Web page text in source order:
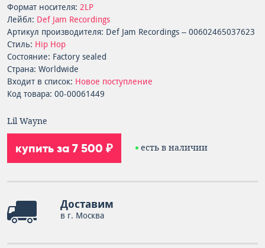
Формат носителя: 2LP
Лейбл: Def Jam Recordings
Артикул производителя: Def Jam Recordings – 00602465037623
Стиль: Hip Hop
Состояние: Factory sealed
Страна: Worldwide
Входит в список: Новое поступление
Код товара: 00-00061449
Lil Wayne
купить за 7 500 ₽ есть в наличии
Доставим
в г. Москва